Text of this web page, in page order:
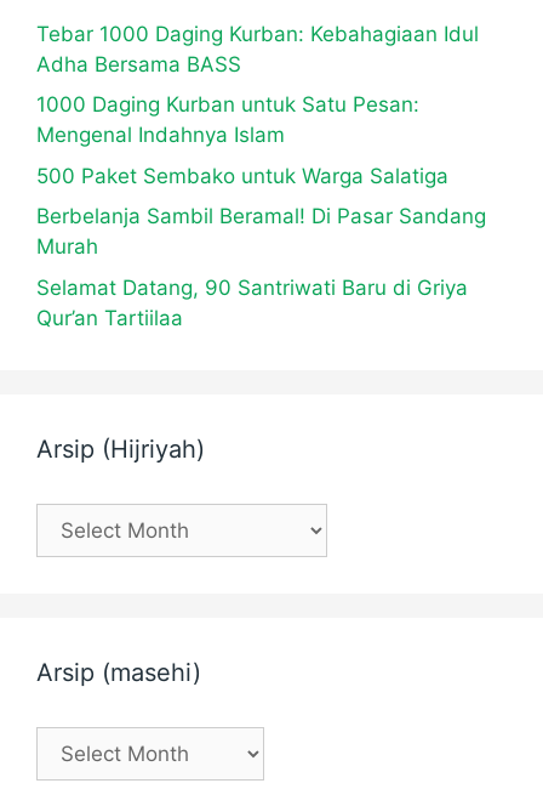
Tebar 1000 Daging Kurban: Kebahagiaan Idul
Adha Bersama BASS
1000 Daging Kurban untuk Satu Pesan:
Mengenal Indahnya Islam
500 Paket Sembako untuk Warga Salatiga
Berbelanja Sambil Beramal! Di Pasar Sandang
Murah
Selamat Datang, 90 Santriwati Baru di Griya
Qur’an Tartiilaa
Arsip (Hijriyah)
Arsip (masehi)